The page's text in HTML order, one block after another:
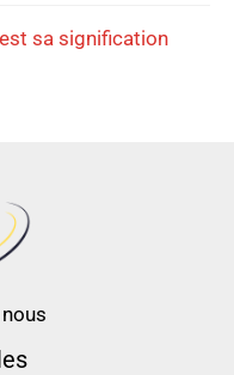
sa signification